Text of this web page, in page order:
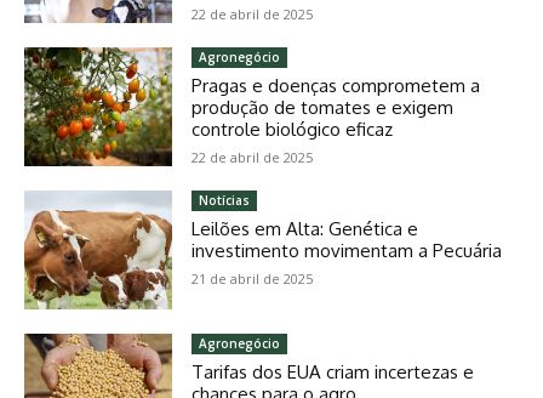
22 de abril de 2025
Agronegócio
Pragas e doenças comprometem a
produção de tomates e exigem
controle biológico eficaz
22 de abril de 2025
Notícias
Leilões em Alta: Genética e
investimento movimentam a Pecuária
21 de abril de 2025
Agronegócio
Tarifas dos EUA criam incertezas e